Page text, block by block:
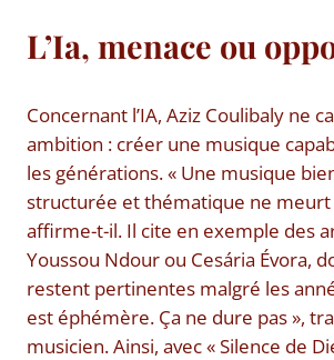
L’Ia, menace ou
Concernant l’IA, Aziz Coulibaly ne
ambition : créer une musique
les générations. « Une musique
structurée et thématique ne meurt
affirme-t-il. Il cite en exemple des
Youssou Ndour ou Cesária Évora,
restent pertinentes malgré les
est éphémère. Ça ne dure pas »,
musicien. Ainsi, avec « Silence de